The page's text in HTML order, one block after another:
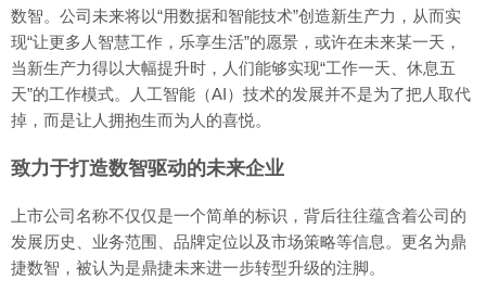
数智。公司未来将以“用数据和智能技术”创造新生产力，从而实
现“让更多人智慧工作，乐享生活”的愿景，或许在未来某一天，
当新生产力得以大幅提升时，人们能够实现“工作一天、休息五
天”的工作模式。人工智能（AI）技术的发展并不是为了把人取代
掉，而是让人拥抱生而为人的喜悦。
致力于打造数智驱动的未来企业
上市公司名称不仅仅是一个简单的标识，背后往往蕴含着公司的
发展历史、业务范围、品牌定位以及市场策略等信息。更名为鼎
捷数智，被认为是鼎捷未来进一步转型升级的注脚。